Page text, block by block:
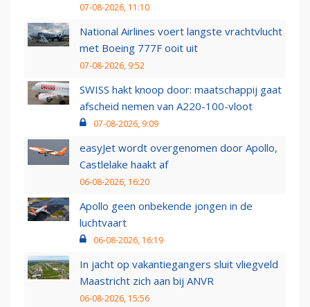
07-08-2026, 11:10
National Airlines voert langste vrachtvlucht
met Boeing 777F ooit uit
07-08-2026, 9:52
SWISS hakt knoop door: maatschappij gaat
afscheid nemen van A220-100-vloot
07-08-2026, 9:09
easyJet wordt overgenomen door Apollo,
Castlelake haakt af
06-08-2026, 16:20
Apollo geen onbekende jongen in de
luchtvaart
06-08-2026, 16:19
In jacht op vakantiegangers sluit vliegveld
Maastricht zich aan bij ANVR
06-08-2026, 15:56